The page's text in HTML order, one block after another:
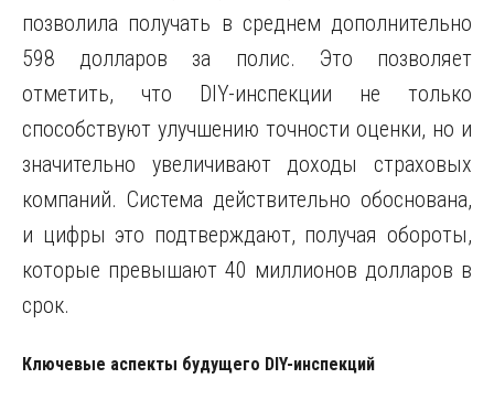
позволила получать в среднем дополнительно
598 долларов за полис. Это позволяет
отметить, что DIY-инспекции не только
способствуют улучшению точности оценки, но и
значительно увеличивают доходы страховых
компаний. Система действительно обоснована,
и цифры это подтверждают, получая обороты,
которые превышают 40 миллионов долларов в
срок.
Ключевые аспекты будущего DIY-инспекций